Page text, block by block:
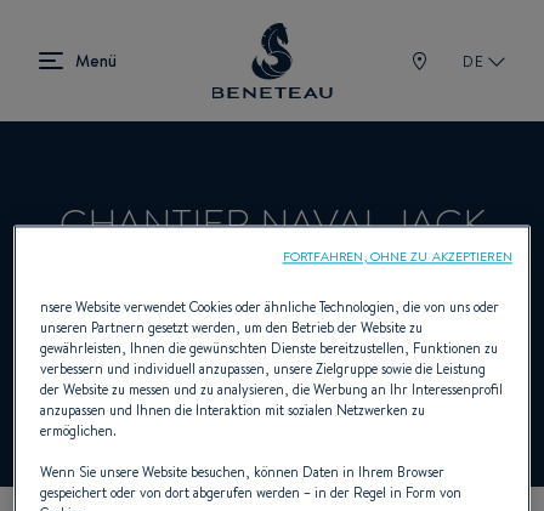
DE
CHANTIER NAVAL JACK
BECK SA
Händler Segelboote, First für BENETEAU
nsere Website verwendet Cookies oder ähnliche Technologien, die von uns oder
unseren Partnern gesetzt werden, um den Betrieb der Website zu
gewährleisten, Ihnen die gewünschten Dienste bereitzustellen, Funktionen zu
verbessern und individuell anzupassen, unsere Zielgruppe sowie die Leistung
der Website zu messen und zu analysieren, die Werbung an Ihr Interessenprofil
anzupassen und Ihnen die Interaktion mit sozialen Netzwerken zu
ermöglichen.
Wenn Sie unsere Website besuchen, können Daten in Ihrem Browser
gespeichert oder von dort abgerufen werden – in der Regel in Form von
FORTFAHREN, OHNE ZU AKZEPTIEREN